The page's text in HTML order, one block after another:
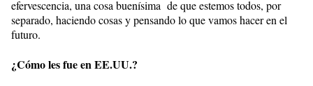
efervescencia, una cosa buenísima de que estemos todos, por
separado, haciendo cosas y pensando lo que vamos hacer en el
futuro.
¿Cómo les fue en EE.UU.?